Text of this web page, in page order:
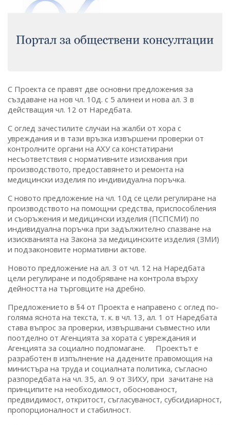
С Проекта се правят две основни предложения за
създаване на нов чл. 10д. с 5 алинеи и нова ал. 3 в
действащия чл. 12 от Наредбата.
С оглед зачестилите случаи на жалби от хора с
увреждания и в тази връзка извършени проверки от
контролните органи на АХУ са констатирани
несъответствия с нормативните изисквания при
производството, предоставянето и ремонта на
медицински изделия по индивидуална поръчка.
С новото предложение на чл. 10д се цели регулиране на
производството на помощни средства, приспособления
и съоръжения и медицински изделия (ПСПСМИ) по
индивидуална поръчка при задължително спазване на
изискванията на Закона за медицинските изделия (ЗМИ)
и подзаконовите нормативни актове.
Новото предложение на ал. 3 от чл. 12 на Наредбата
цели регулиране и подобряване на контрола върху
дейността на търговците на дребно.
Предложението в §4 от Проекта е направено с оглед по-
голяма яснота на текста, т. к. в чл. 13, ал. 1 от Наредбата
става въпрос за проверки, извършвани съвместно или
поотделно от Агенцията за хората с увреждания и
Агенцията за социално подпомагане. Проектът е
разработен в изпълнение на дадените правомощия на
министъра на труда и социалната политика, съгласно
разпоредбата на чл. 35, ал. 9 от ЗИХУ, при зачитане на
принципите на необходимост, обоснованост,
предвидимост, откритост, съгласуваност, субсидиарност,
пропорционалност и стабилност.